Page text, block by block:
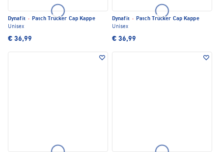
Dynafit · Patch Trucker Cap Kappe
Unisex
€ 36,99
Dynafit · Patch Trucker Cap Kappe
Unisex
€ 36,99